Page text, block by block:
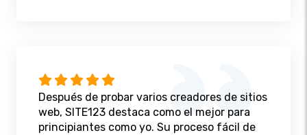
Después de probar varios creadores de sitios
web, SITE123 destaca como el mejor para
principiantes como yo. Su proceso fácil de